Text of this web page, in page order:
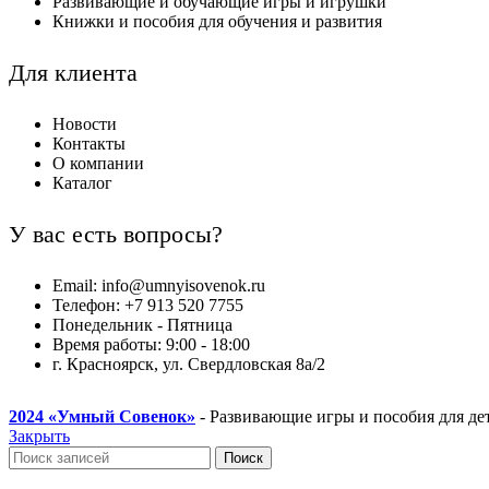
Книжки и пособия для обучения и развития
Для клиента
Новости
Контакты
О компании
Каталог
У вас есть вопросы?
Email: info@umnyisovenok.ru
Телефон: +7 913 520 7755
Понедельник - Пятница
Время работы: 9:00 - 18:00
г. Красноярск, ул. Свердловская 8а/2
2024 «Умный Совенок» - Развивающие игры и пособия для
Закрыть
Поиск